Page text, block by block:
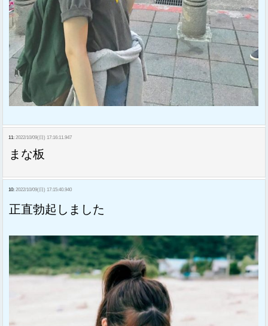
11: 2022/10/09(日) 17:16:11.947
まな板
10: 2022/10/09(日) 17:15:40.940
正直勃起しました